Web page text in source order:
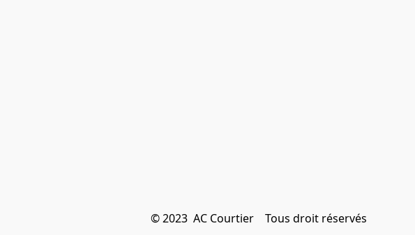
© 2023  AC Courtier    Tous droit réservés